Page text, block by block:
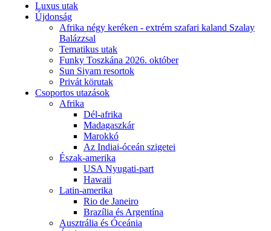
Luxus utak
Újdonság
Afrika négy keréken - extrém szafari kaland Szalay
Balázzsal
Tematikus utak
Funky Toszkána 2026. október
Sun Siyam resortok
Privát körutak
Csoportos utazások
Afrika
Dél-afrika
Madagaszkár
Marokkó
Az Indiai-óceán szigetei
Észak-amerika
USA Nyugati-part
Hawaii
Latin-amerika
Rio de Janeiro
Brazília és Argentína
Ausztrália és Óceánia